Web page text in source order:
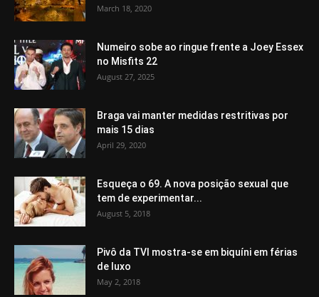
March 18, 2020
Numeiro sobe ao ringue frente a Joey Essex
no Misfits 22
August 27, 2025
Braga vai manter medidas restritivas por
mais 15 dias
April 29, 2020
Esqueça o 69. A nova posição sexual que
tem de experimentar...
August 5, 2018
Pivô da TVI mostra-se em biquíni em férias
de luxo
May 2, 2018